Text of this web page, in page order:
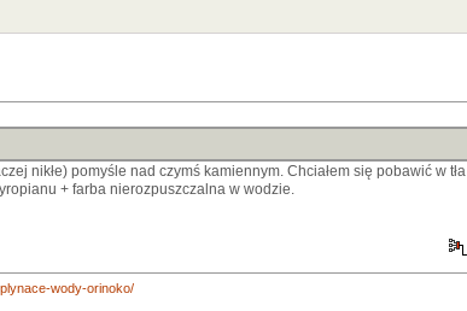
nikłe) pomyśle nad czymś kamiennym. Chciałem się pobawić w tła
+ farba nierozpuszczalna w wodzie.
wody-orinoko/